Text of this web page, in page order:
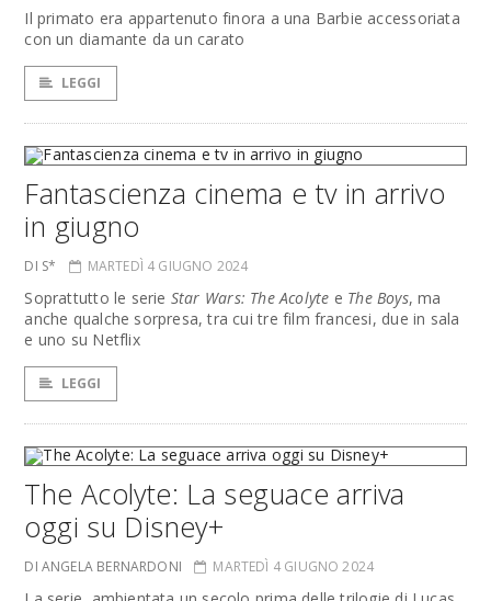
Il primato era appartenuto finora a una Barbie accessoriata
con un diamante da un carato
LEGGI
Fantascienza cinema e tv in arrivo
in giugno
DI S* MARTEDÌ 4 GIUGNO 2024
Soprattutto le serie Star Wars: The Acolyte e The Boys, ma
anche qualche sorpresa, tra cui tre film francesi, due in sala
e uno su Netflix
LEGGI
The Acolyte: La seguace arriva
oggi su Disney+
DI ANGELA BERNARDONI MARTEDÌ 4 GIUGNO 2024